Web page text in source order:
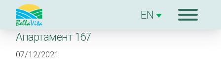
complex
Апартамент 167
07/12/2021